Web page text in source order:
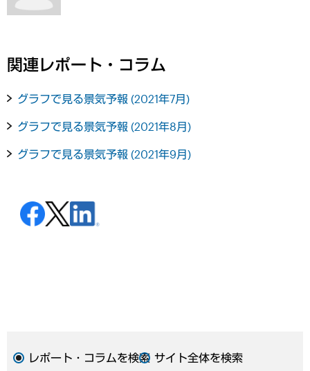
関連レポート・コラム
グラフで見る景気予報 (2021年7月)
グラフで見る景気予報 (2021年8月)
グラフで見る景気予報 (2021年9月)
レポート・コラムを検索 サイト全体を検索